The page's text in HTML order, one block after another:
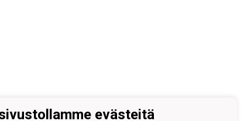
evästeitä